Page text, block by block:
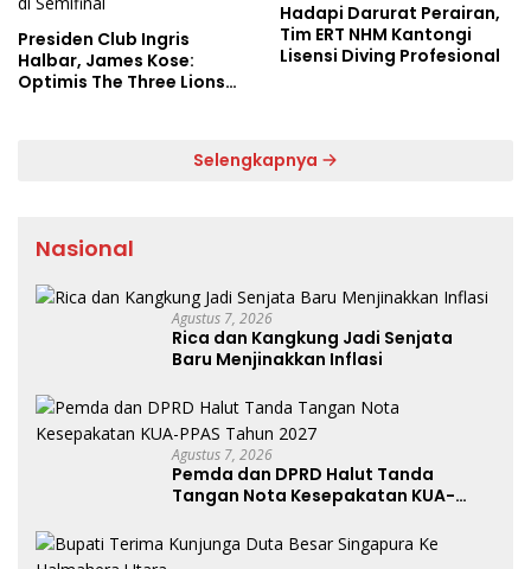
Presiden Club Ingris
Halbar, James Kose:
Optimis The Three Lions
Hadapi Darurat Perairan,
Tim ERT NHM Kantongi
Lisensi Diving Profesional
Selengkapnya
Nasional
Agustus 7, 2026
Rica dan Kangkung Jadi Senjata
Baru Menjinakkan Inflasi
Agustus 7, 2026
Pemda dan DPRD Halut Tanda
Tangan Nota Kesepakatan KUA-